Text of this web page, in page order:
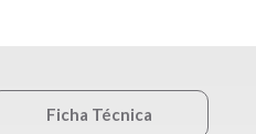
Ficha Técnica